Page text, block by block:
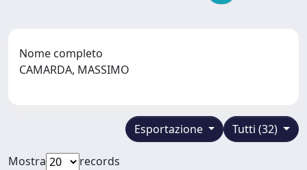
Nome completo
CAMARDA, MASSIMO
Tutti (32)
Esportazione
Mostra
records